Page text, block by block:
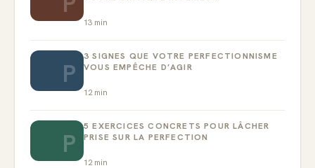
13 min
P
3 SIGNES QUE VOTRE PERFECTIONNISME
VOUS EMPÊCHE D’AGIR
12 min
P
5 EXERCICES CONCRETS POUR LÂCHER
PRISE SUR LA PERFECTION
12 min